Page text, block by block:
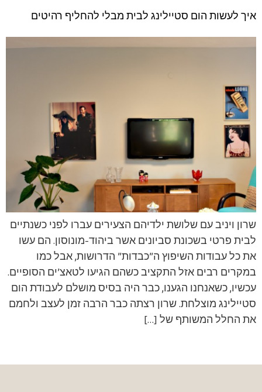
איך לעשות הום סטיילינג לבית מבלי להחליף רהיטים
שרון ויניב עם שלושת ילדיהם הצעירים עברו לפני כשנתיים
לבית פרטי בשכונת סביונים אשר ביהוד-מונוסון. הם עשו
את כל עבודות השיפוץ ה”כבדות” הדרושות, אבל כמו
במקרים רבים אזל התקציב כשהם הגיעו לטאצ’ים הסופיים.
עכשיו, כשאנחנו הגענו, כבר היה בסיס מושלם לעבודת הום
סטיילינג מוצלחת. שרון רצתה כבר הרבה זמן לעצב ולחמם
את החלל המשותף של […]